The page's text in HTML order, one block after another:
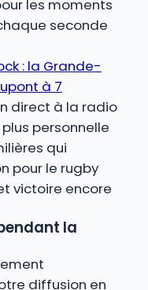
les moments
seconde
: la Grande-
à 7
direct à la radio
personnelle
qui
pour le rugby
victoire encore
la
diffusion en